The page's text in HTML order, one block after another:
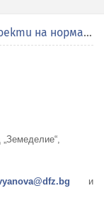
на нормативни актове
и